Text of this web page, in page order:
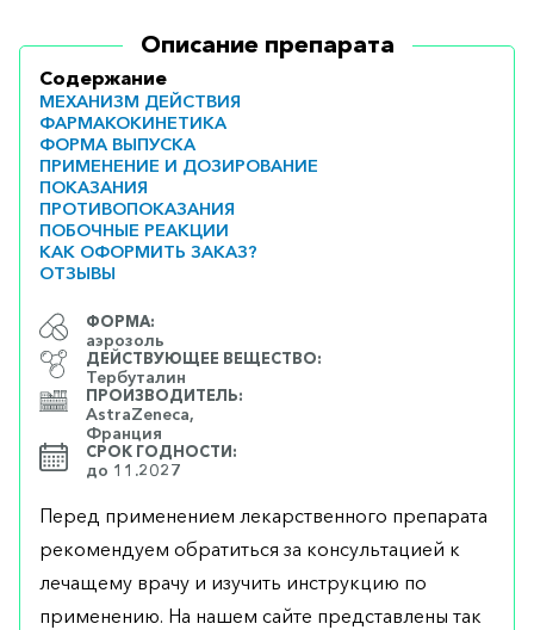
Описание препарата
Содержание
МЕХАНИЗМ ДЕЙСТВИЯ
ФАРМАКОКИНЕТИКА
ФОРМА ВЫПУСКА
ПРИМЕНЕНИЕ И ДОЗИРОВАНИЕ
ПОКАЗАНИЯ
ПРОТИВОПОКАЗАНИЯ
ПОБОЧНЫЕ РЕАКЦИИ
КАК ОФОРМИТЬ ЗАКАЗ?
ОТЗЫВЫ
ФОРМА:
аэрозоль
ДЕЙСТВУЮЩЕЕ ВЕЩЕСТВО:
Тербуталин
ПРОИЗВОДИТЕЛЬ:
AstraZeneca,
Франция
СРОК ГОДНОСТИ:
до 11.2027
Перед применением лекарственного препарата
рекомендуем обратиться за консультацией к
лечащему врачу и изучить инструкцию по
применению. На нашем сайте представлены так